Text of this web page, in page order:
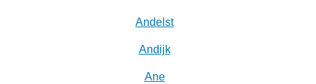
Andelst
Andijk
Ane